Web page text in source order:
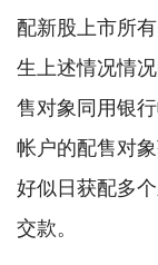
配新股上市所
生上述情况情
售对象同用银
帐户的配售对
好似日获配多
交款。